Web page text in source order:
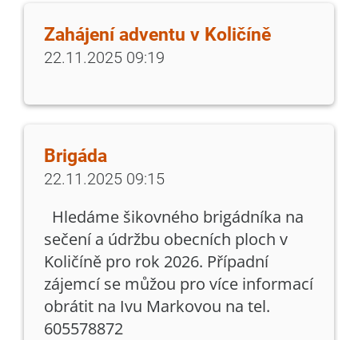
Zahájení adventu v Količíně
22.11.2025 09:19
Brigáda
22.11.2025 09:15
Hledáme šikovného brigádníka na
sečení a údržbu obecních ploch v
Količíně pro rok 2026. Případní
zájemcí se můžou pro více informací
obrátit na Ivu Markovou na tel.
605578872